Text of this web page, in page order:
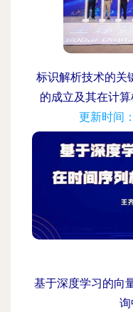
标识解析技术的关
的成立及其在计
更新时间
基于深度学习的向